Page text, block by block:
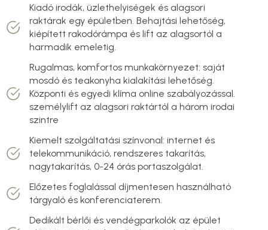
Kiadó irodák, üzlethelyiségek és alagsori
raktárak egy épületben. Behajtási lehetőség,
kiépített rakodórámpa és lift az alagsortól a
harmadik emeletig.
Rugalmas, komfortos munkakörnyezet: saját
mosdó és teakonyha kialakítási lehetőség.
Központi és egyedi klíma online szabályozással.
személylift az alagsori raktártól a három irodai
szintre
Kiemelt szolgáltatási színvonal: internet és
telekommunikáció, rendszeres takarítás,
nagytakarítás, 0-24 órás portaszolgálat.
Előzetes foglalással díjmentesen használható
tárgyaló és konferenciaterem.
Dedikált bérlői és vendégparkolók az épület